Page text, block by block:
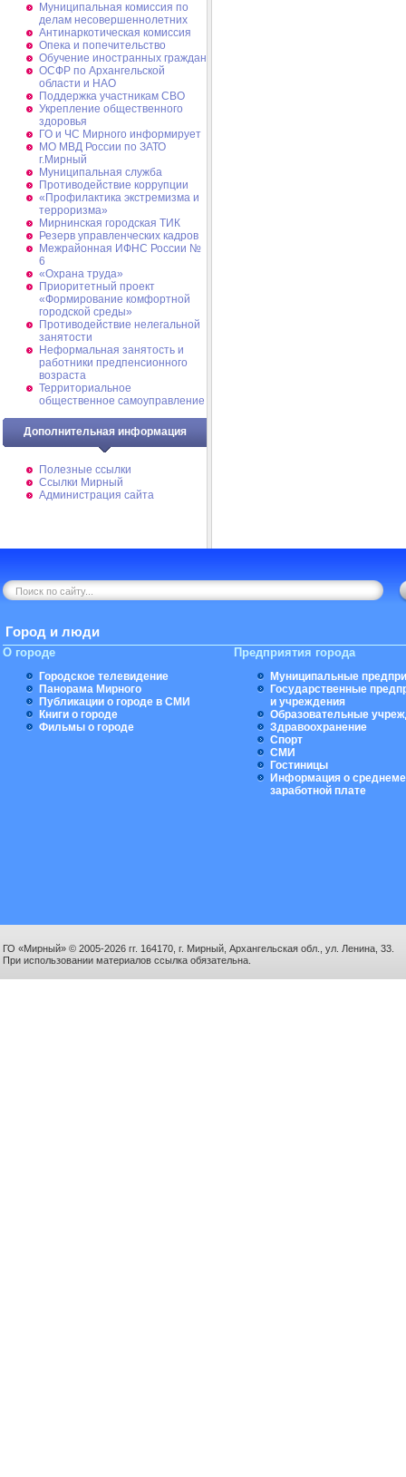
Муниципальная комиссия по
делам несовершеннолетних
Антинаркотическая комиссия
Опека и попечительство
Обучение иностранных граждан
ОСФР по Архангельской
области и НАО
Поддержка участникам СВО
Укрепление общественного
здоровья
ГО и ЧС Мирного информирует
МО МВД России по ЗАТО
г.Мирный
Муниципальная cлужба
Противодействие коррупции
«Профилактика экстремизма и
терроризма»
Мирнинская городская ТИК
Резерв управленческих кадров
Межрайонная ИФНС России №
6
«Охрана труда»
Приоритетный проект
«Формирование комфортной
городской среды»
Противодействие нелегальной
занятости
Неформальная занятость и
работники предпенсионного
возраста
Территориальное
общественное самоуправление
Дополнительная информация
Полезные ссылки
Ссылки Мирный
Администрация сайта
Город и люди
О городе
Городское телевидение
Панорама Мирного
Публикации о городе в СМИ
Книги о городе
Фильмы о городе
Предприятия города
Муниципальные
Государственные
и учреждения
Образовательные
Здравоохранение
Спорт
СМИ
Гостиницы
Информация о
заработной плате
ГО «Мирный» © 2005-2026 гг. 164170, г. Мирный, Архангельская обл., ул. Ленина, 33.
При использовании материалов ссылка обязательна.